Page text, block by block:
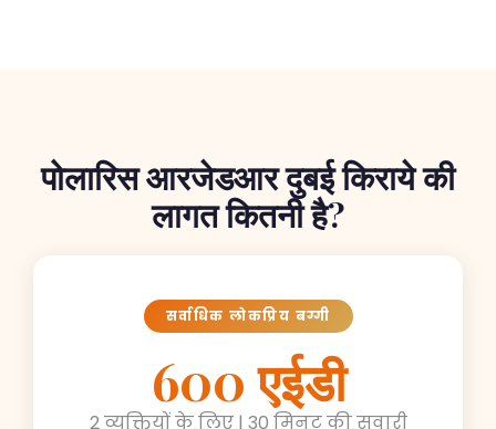
पोलारिस आरजेडआर दुबई किराये की
लागत कितनी है?
सर्वाधिक लोकप्रिय बग्गी
600 एईडी
2 व्यक्तियों के लिए | 30 मिनट की सवारी